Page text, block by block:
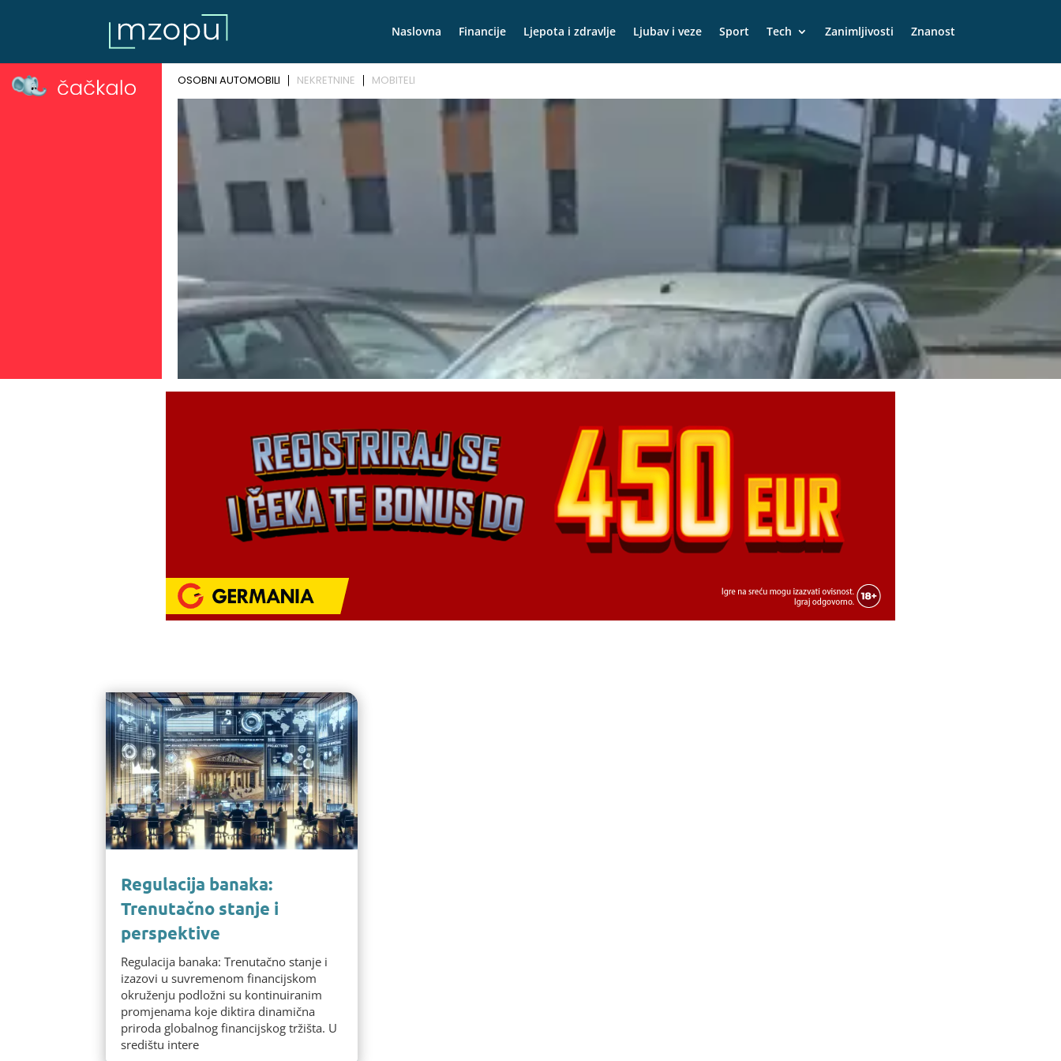
Naslovna Financije Ljepota i zdravlje Ljubav i veze Sport Tech Zanimljivosti Znanost
Regulacija banaka:
Trenutačno stanje i
perspektive
Regulacija banaka: Trenutačno stanje i
izazovi u suvremenom financijskom
okruženju podložni su kontinuiranim
promjenama koje diktira dinamična
priroda globalnog financijskog tržišta. U
središtu intere